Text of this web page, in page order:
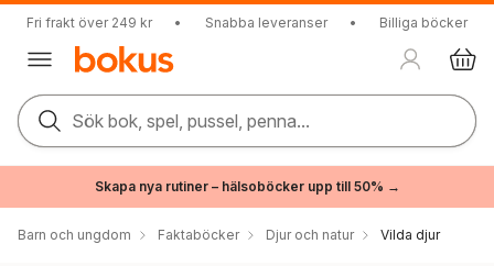
Fri frakt över 249 kr • Snabba leveranser • Billiga böcker
Sök bok, spel, pussel, penna...
Skapa nya rutiner – hälsoböcker upp till 50% →
Barn och ungdom Faktaböcker Djur och natur Vilda djur